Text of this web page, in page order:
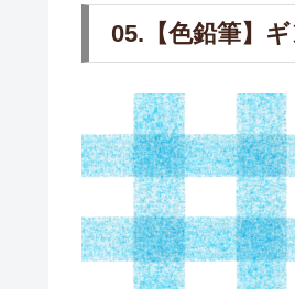
05.【色鉛筆】